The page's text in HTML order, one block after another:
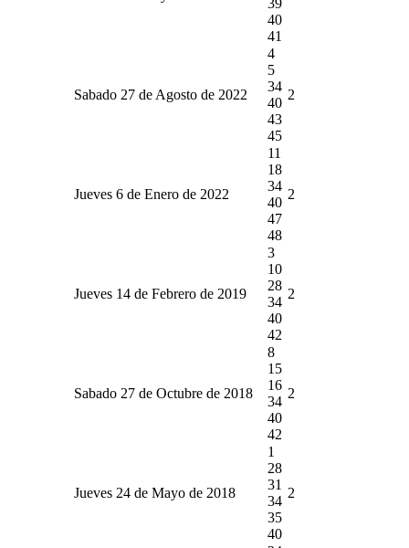
40
41
Sabado 27 de Agosto de 2022
4
5
34
40
43
45
2
Jueves 6 de Enero de 2022
11
18
34
40
47
48
2
Jueves 14 de Febrero de 2019
3
10
28
34
40
42
2
Sabado 27 de Octubre de 2018
8
15
16
34
40
42
2
Jueves 24 de Mayo de 2018
1
28
31
34
35
40
2